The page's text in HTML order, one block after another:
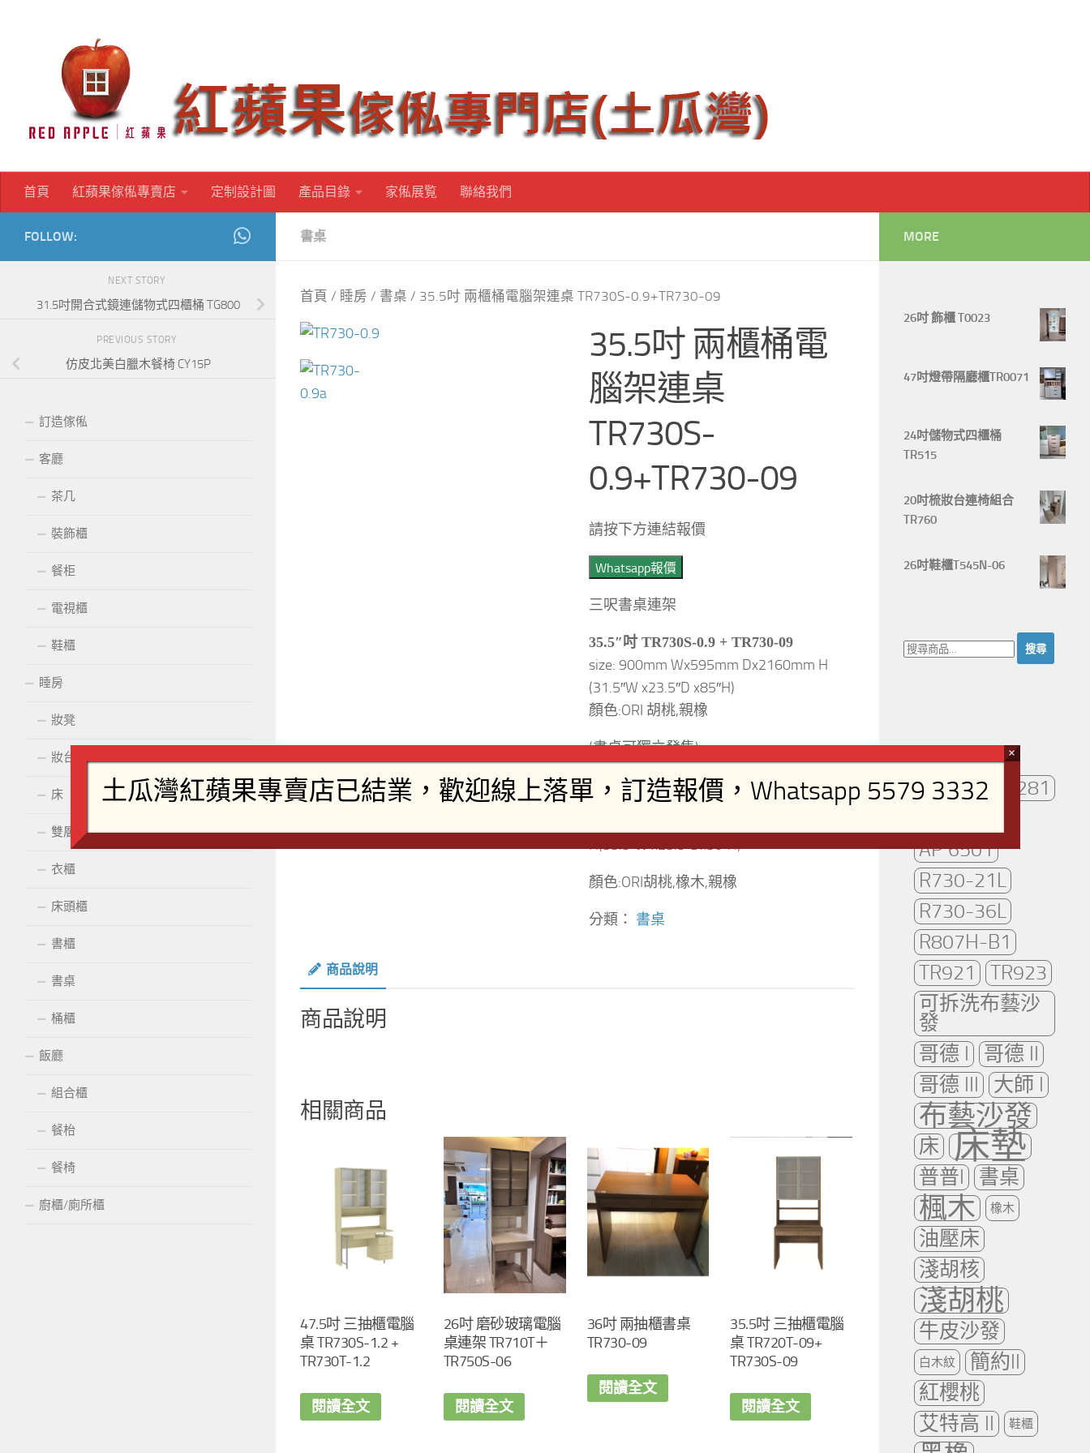
首頁 紅蘋果傢俬專賣店 定制設計圖 產品目錄 家俬展覧 聯絡我們
書桌
首頁 / 睡房 / 書桌 / 35.5吋 兩櫃桶電腦架連桌 TR730S-0.9+TR730-09
35.5吋 兩櫃桶電
腦架連桌
TR730S-
0.9+TR730-09
請按下方連結報價
Whatsapp報價
三呎書桌連架
35.5″吋 TR730S-0.9 + TR730-09
size: 900mm Wx595mm Dx2160mm H
(31.5″W x23.5″D x85″H)
顏色:ORI 胡桃,親橡
(書桌可獨立發售)
TR730-09
H(35.5″W x23.5″Dx30″H)
顏色:ORI胡桃,橡木,親橡
分類： 書桌
商品說明
商品說明
相關商品
47.5吋 三抽櫃電腦
桌 TR730S-1.2 +
TR730T-1.2
閱讀全文
26吋 磨砂玻璃電腦
桌連架 TR710T＋
TR750S-06
閱讀全文
36吋 兩抽櫃書桌
TR730-09
閱讀全文
35.5吋 三抽櫃電腦
桌 TR720T-09+
TR730S-09
閱讀全文
FOLLOW:
NEXT STORY
31.5吋開合式鏡連儲物式四櫃桶 TG800
PREVIOUS STORY
仿皮北美白臘木餐椅 CY15P
訂造傢俬
客廳
茶几
裝飾櫃
餐柜
電視櫃
鞋櫃
睡房
妝凳
妝台配鏡
床
雙層床
衣櫃
床頭櫃
書櫃
書桌
桶櫃
飯廳
組合櫃
餐枱
餐椅
廚櫃/廁所櫃
MORE
26吋 飾櫃 T0023
47吋燈帶隔廳櫃TR0071
24吋儲物式四櫃桶
TR515
20吋梳妝台連椅組合
TR760
26吋鞋櫃T545N-06
搜
尋：
AP261
AP281
AP 6501
R730-21L
R730-36L
R807H-B1
TR921
TR923
可拆洗布藝沙
發
哥德 I
哥德 II
哥德 III
大師 I
布藝沙發
床 床墊
普普I 書桌
楓木 橡木
油壓床
淺胡核
淺胡桃
牛皮沙發
白木紋
簡約II
紅櫻桃
艾特高 II
鞋櫃